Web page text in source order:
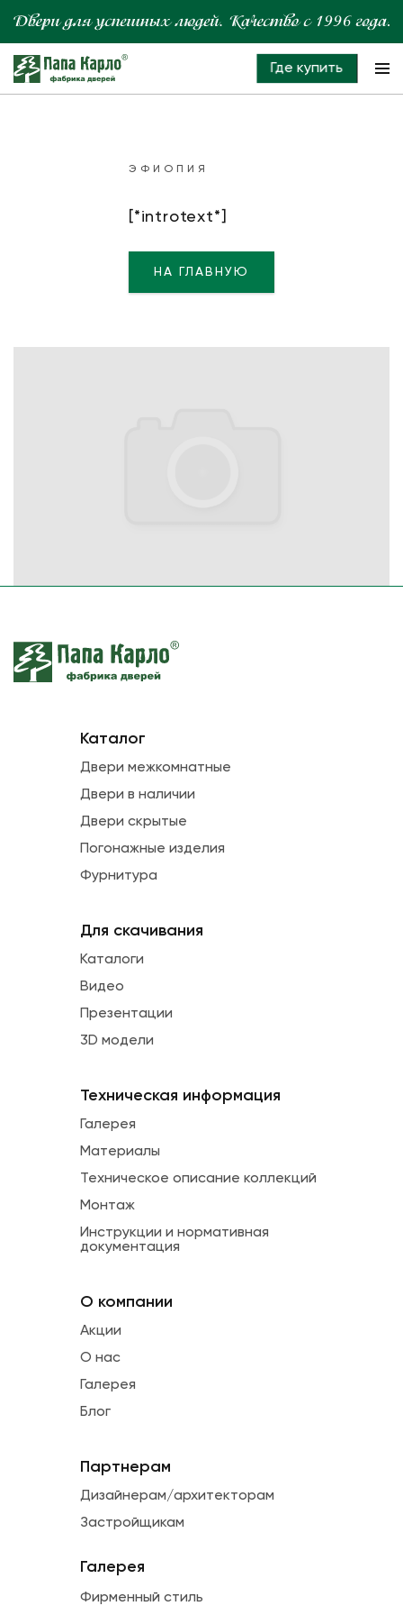
Где купить
ЭФИОПИЯ
[*introtext*]
НА ГЛАВНУЮ
Каталог
Двери межкомнатные
Двери в наличии
Двери скрытые
Погонажные изделия
Фурнитура
Для скачивания
Каталоги
Видео
Презентации
3D модели
Техническая информация
Галерея
Материалы
Техническое описание коллекций
Монтаж
Инструкции и нормативная
документация
О компании
Акции
О нас
Галерея
Блог
Партнерам
Дизайнерам/архитекторам
Застройщикам
Галерея
Фирменный стиль